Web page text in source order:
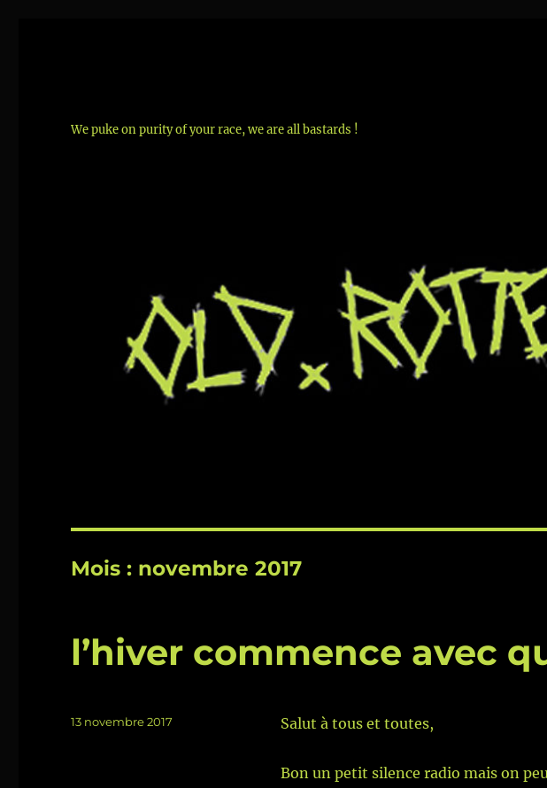
We puke on purity of your race, we are all bastards !
Mois : novembre 2017
l’hiver commence avec
Salut à tous et toutes,
Bon un petit silence radio mais on
Publié
13 novembre 2017